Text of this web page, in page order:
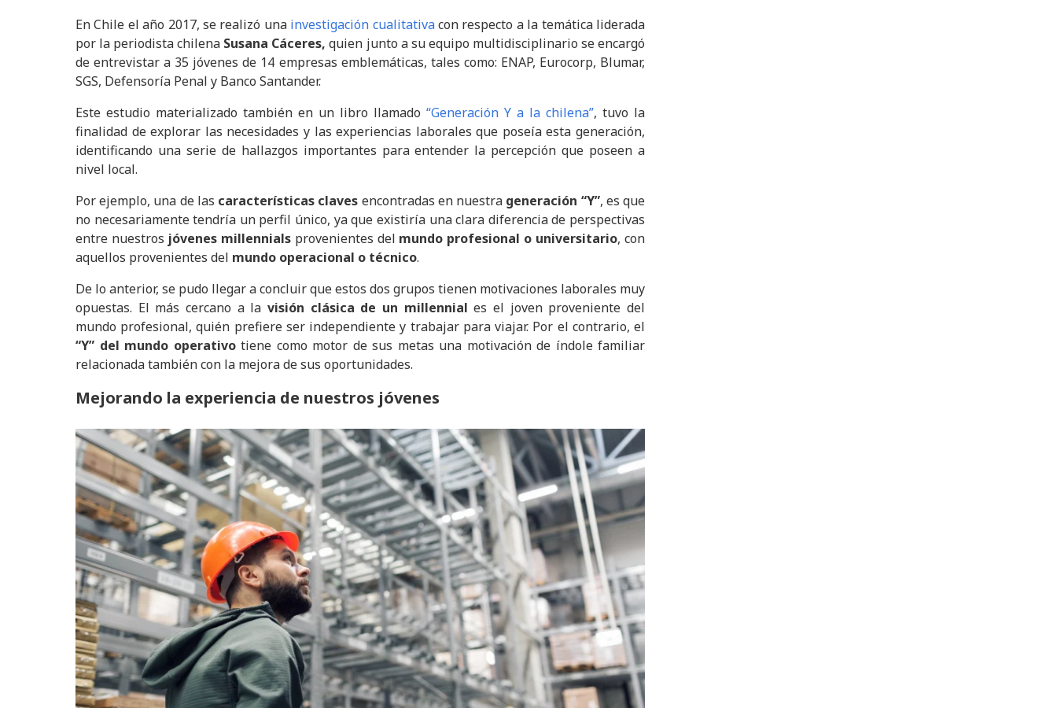
En Chile el año 2017, se realizó unainvestigación cualitativacon respecto a la temática liderada
por la periodista chilena Susana Cáceres,quien junto a su equipo multidisciplinario se encargó
de entrevistar a 35 jóvenes de 14 empresas emblemáticas, tales como: ENAP, Eurocorp, Blumar,
SGS, Defensoría Penal y Banco Santander.
Este estudio materializado también en un libro llamado “Generación Y a la chilena”, tuvo la
finalidad de explorar las necesidades y las experiencias laborales que poseía esta generación,
identificando una serie de hallazgos importantes para entender la percepción que poseen a
nivel local.
Por ejemplo, una de las características claves encontradas en nuestra generación “Y”, es que
no necesariamente tendría un perfil único, ya que existiría una clara diferencia de perspectivas
entre nuestros jóvenes millennialsprovenientes del mundo profesional o universitario, con
aquellos provenientes del mundo operacional o técnico.
De lo anterior, se pudo llegar a concluir que estos dos grupos tienen motivaciones laborales muy
opuestas. El más cercano a la visión clásica de un millennial es el joven proveniente del
mundo profesional, quién prefiere ser independiente y trabajar para viajar. Por el contrario, el
“Y” del mundo operativotiene como motor de sus metas una motivación de índole familiar
relacionada también con la mejora de sus oportunidades.
Mejorando la experiencia de nuestros jóvenes